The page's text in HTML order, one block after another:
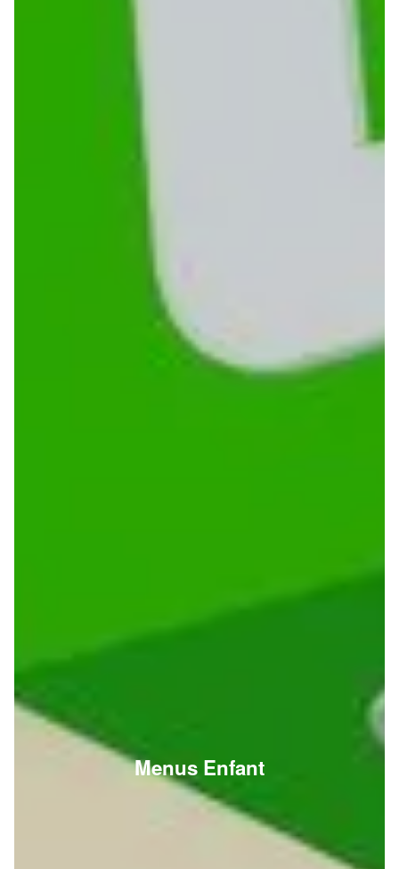
Menus Enfant